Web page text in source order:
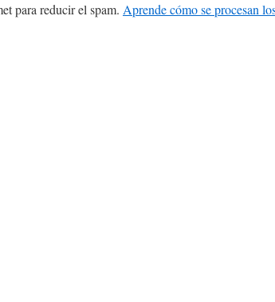
para reducir el spam. Aprende cómo se procesan